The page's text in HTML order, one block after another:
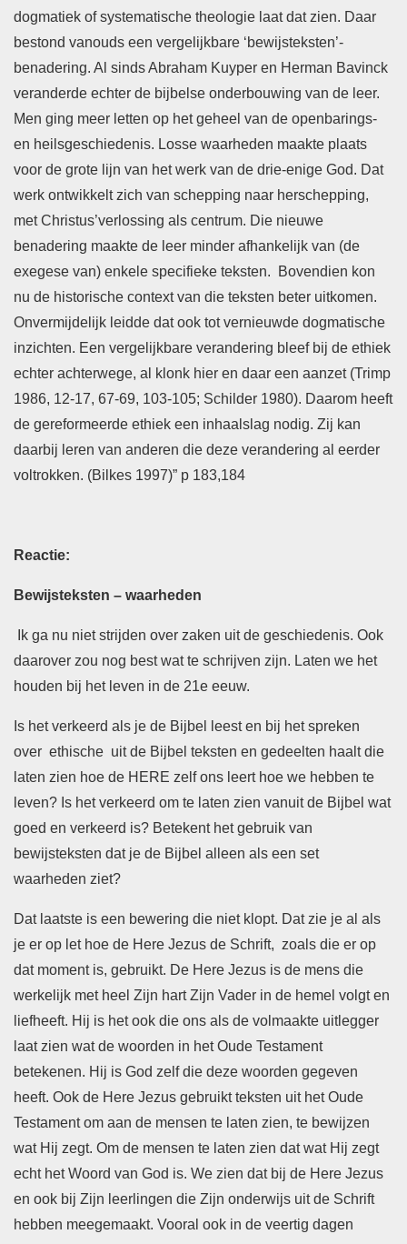
dogmatiek of systematische theologie laat dat zien. Daar
bestond vanouds een vergelijkbare ‘bewijsteksten’-
benadering. Al sinds Abraham Kuyper en Herman Bavinck
veranderde echter de bijbelse onderbouwing van de leer.
Men ging meer letten op het geheel van de openbarings-
en heilsgeschiedenis. Losse waarheden maakte plaats
voor de grote lijn van het werk van de drie-enige God. Dat
werk ontwikkelt zich van schepping naar herschepping,
met Christus’verlossing als centrum. Die nieuwe
benadering maakte de leer minder afhankelijk van (de
exegese van) enkele specifieke teksten. Bovendien kon
nu de historische context van die teksten beter uitkomen.
Onvermijdelijk leidde dat ook tot vernieuwde dogmatische
inzichten. Een vergelijkbare verandering bleef bij de ethiek
echter achterwege, al klonk hier en daar een aanzet (Trimp
1986, 12-17, 67-69, 103-105; Schilder 1980). Daarom heeft
de gereformeerde ethiek een inhaalslag nodig. Zij kan
daarbij leren van anderen die deze verandering al eerder
voltrokken. (Bilkes 1997)” p 183,184
Reactie:
Bewijsteksten – waarheden
Ik ga nu niet strijden over zaken uit de geschiedenis. Ook
daarover zou nog best wat te schrijven zijn. Laten we het
houden bij het leven in de 21e eeuw.
Is het verkeerd als je de Bijbel leest en bij het spreken
over ethische uit de Bijbel teksten en gedeelten haalt die
laten zien hoe de HERE zelf ons leert hoe we hebben te
leven? Is het verkeerd om te laten zien vanuit de Bijbel wat
goed en verkeerd is? Betekent het gebruik van
bewijsteksten dat je de Bijbel alleen als een set
waarheden ziet?
Dat laatste is een bewering die niet klopt. Dat zie je al als
je er op let hoe de Here Jezus de Schrift, zoals die er op
dat moment is, gebruikt. De Here Jezus is de mens die
werkelijk met heel Zijn hart Zijn Vader in de hemel volgt en
liefheeft. Hij is het ook die ons als de volmaakte uitlegger
laat zien wat de woorden in het Oude Testament
betekenen. Hij is God zelf die deze woorden gegeven
heeft. Ook de Here Jezus gebruikt teksten uit het Oude
Testament om aan de mensen te laten zien, te bewijzen
wat Hij zegt. Om de mensen te laten zien dat wat Hij zegt
echt het Woord van God is. We zien dat bij de Here Jezus
en ook bij Zijn leerlingen die Zijn onderwijs uit de Schrift
hebben meegemaakt. Vooral ook in de veertig dagen